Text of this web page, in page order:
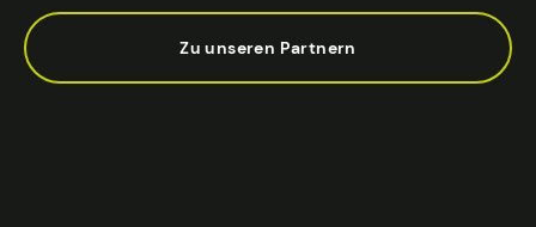
Zu unseren Partnern